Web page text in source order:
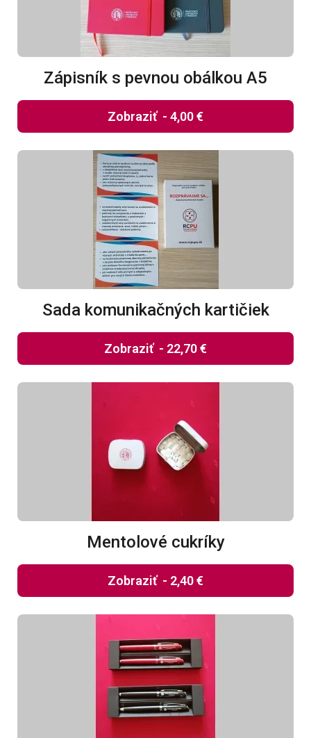
Zápisník s pevnou obálkou A5
Zobraziť - 4,00 €
Sada komunikačných kartičiek
Zobraziť - 22,70 €
Mentolové cukríky
Zobraziť - 2,40 €